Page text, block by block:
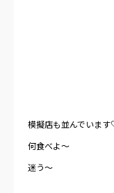
模擬店も並んでいま
何食べよ～
迷う～